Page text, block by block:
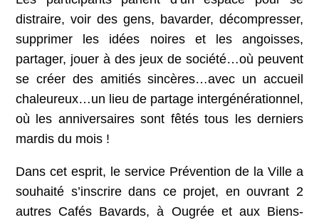
distraire, voir des gens, bavarder, décompresser,
supprimer les idées noires et les angoisses,
partager, jouer à des jeux de société…où peuvent
se créer des amitiés sincères…avec un accueil
chaleureux…un lieu de partage intergénérationnel,
où les anniversaires sont fêtés tous les derniers
mardis du mois !
Dans cet esprit, le service Prévention de la Ville a
souhaité s’inscrire dans ce projet, en ouvrant 2
autres Cafés Bavards, à Ougrée et aux Biens-